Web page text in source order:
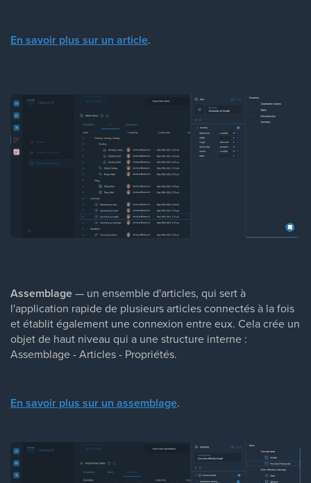
En savoir plus sur un article.
Assemblage— un ensemble d'articles, qui sert à
l'application rapide de plusieurs articles connectés à la fois
et établit également une connexion entre eux. Cela crée un
objet de haut niveau qui a une structure interne :
Assemblage - Articles - Propriétés.
En savoir plus sur un assemblage.